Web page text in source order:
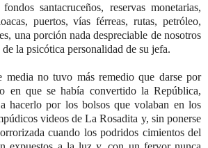
santacruceños, reservas monetarias,
puertos, vías férreas, rutas, petróleo,
una porción nada despreciable de nosotros
la psicótica personalidad de su jefa.
media no tuvo más remedio que darse por
en que se había convertido la República,
hacerlo por los bolsos que volaban en los
videos de La Rosadita y, sin ponerse
cuando los podridos cimientos del